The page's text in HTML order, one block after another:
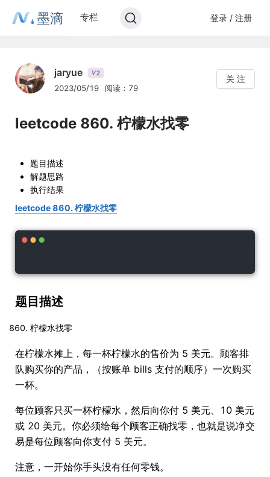
墨滴 专栏 登录 / 注册
jaryue V2
2023/05/19 阅读：79
关 注
leetcode 860. 柠檬水找零
题目描述
解题思路
执行结果
leetcode 860. 柠檬水找零
题目描述
柠檬水找零
在柠檬水摊上，每一杯柠檬水的售价为 5 美元。顾客排
队购买你的产品，（按账单 bills 支付的顺序）一次购买
一杯。
每位顾客只买一杯柠檬水，然后向你付 5 美元、10 美元
或 20 美元。你必须给每个顾客正确找零，也就是说净交
易是每位顾客向你支付 5 美元。
注意，一开始你手头没有任何零钱。